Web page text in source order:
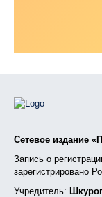
Сетевое издание
Запись о
зарегистрировано
Учредитель: